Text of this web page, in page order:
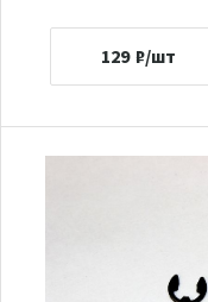
129 ₽/шт